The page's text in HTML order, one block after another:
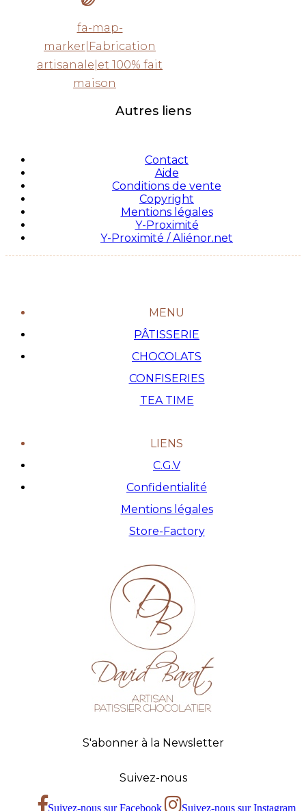
fa-map-
marker|Fabrication
artisanale|et 100% fait
maison
Autres liens
Contact
Aide
Conditions de vente
Copyright
Mentions légales
Y-Proximité
Y-Proximité / Aliénor.net
MENU
PÂTISSERIE
CHOCOLATS
CONFISERIES
TEA TIME
LIENS
C.G.V
Confidentialité
Mentions légales
Store-Factory
S'abonner à la Newsletter
Suivez-nous
Suivez-nous sur Facebook Suivez-nous sur Instagram